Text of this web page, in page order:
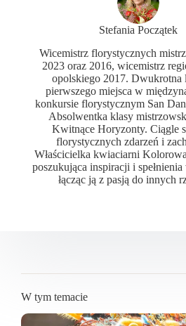
Stefania Początek
Wicemistrz florystycznych
2023 oraz 2016, wicemistrz
opolskiego 2017. Dwukrotna
pierwszego miejsca w
konkursie florystycznym San
Absolwentka klasy
Kwitnące Horyzonty. Ciągle
florystycznych zdarzeń i
Właścicielka kwiaciarni
poszukująca inspiracji i
łącząc ją z pasją do innych
W tym temacie